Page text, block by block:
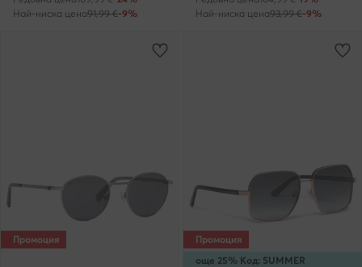
Най-ниска цена91,99 €-9%
Най-ниска цена93,99 €-9%
Промоция
още 25% Код: SUMMER
Промоция